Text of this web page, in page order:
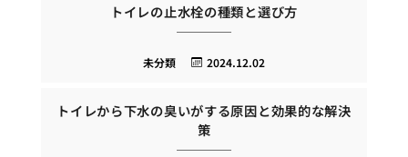
トイレの止水栓の種類と選び方
2024.12.02
未分類
トイレから下水の臭いがする原因と効果的な解決
策